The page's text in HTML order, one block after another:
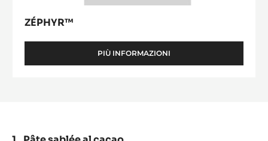
ZÉPHYR™
PIÙ INFORMAZIONI
-